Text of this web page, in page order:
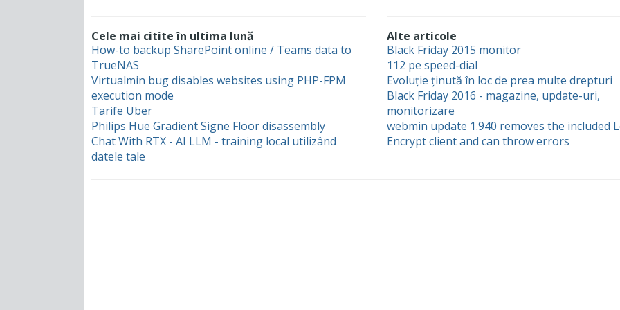
Cele mai citite în ultima lună
How-to backup SharePoint online / Teams data to
TrueNAS
Virtualmin bug disables websites using PHP-FPM
execution mode
Tarife Uber
Philips Hue Gradient Signe Floor disassembly
Chat With RTX - AI LLM - training local utilizând
datele tale
Alte articole
Black Friday 2015 monitor
112 pe speed-dial
Evoluție ținută în loc de prea multe drepturi
Black Friday 2016 - magazine, update-uri,
monitorizare
webmin update 1.940 removes the included
Encrypt client and can throw errors